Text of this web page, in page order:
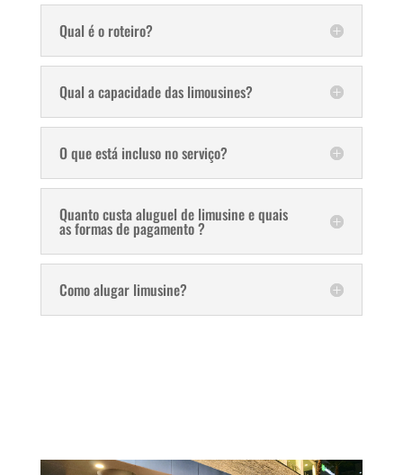
Qual é o roteiro?
Qual a capacidade das limousines?
O que está incluso no serviço?
Quanto custa aluguel de limusine e quais
as formas de pagamento ?
Como alugar limusine?